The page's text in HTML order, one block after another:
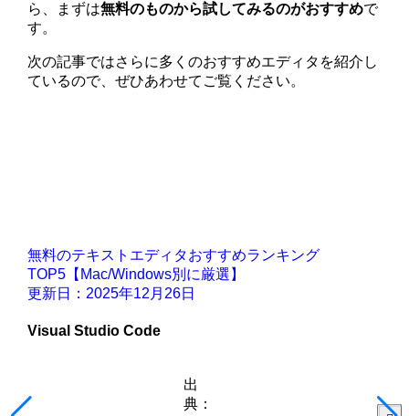
ら、まずは無料のものから試してみるのがおすすめで
す。
次の記事ではさらに多くのおすすめエディタを紹介し
ているので、ぜひあわせてご覧ください。
無料のテキストエディタおすすめランキング
TOP5【Mac/Windows別に厳選】
更新日：2025年12月26日
Visual Studio Code
出
典：